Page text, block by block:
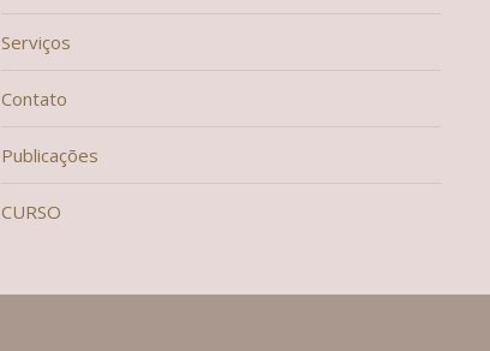
Serviços
Contato
Publicações
CURSO